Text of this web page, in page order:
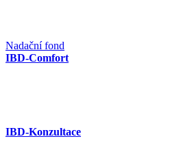
Nadační fond
IBD-Comfort
IBD-Konzultace